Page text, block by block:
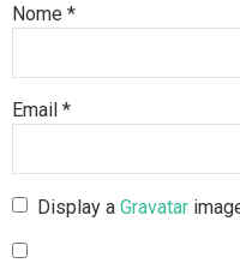
Nome *
Email *
Display aGravatar